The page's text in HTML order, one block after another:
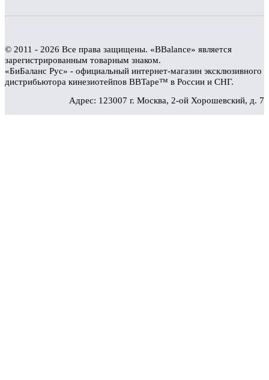
© 2011 - 2026 Все права защищены. «BBalance» является
зарегистрированным товарным знаком.
«БиБаланс Рус» - официальный интернет-магазин эксклюзивного
дистрибьютора кинезиотейпов BBTape™ в России и СНГ.
Адрес: 123007 г. Москва, 2-ой Хорошевский, д. 7